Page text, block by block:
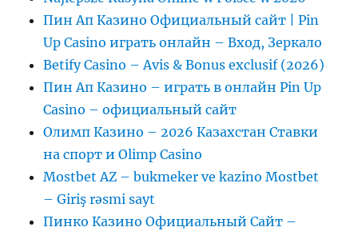
Пин Ап Казино Официальный сайт | Pin
Up Casino играть онлайн – Вход, Зеркало
Betify Casino – Avis & Bonus exclusif (2026)
Пин Ап Казино – играть в онлайн Pin Up
Casino – официальный сайт
Олимп Казино – 2026 Казахстан Ставки
на спорт и Olimp Casino
Mostbet AZ – bukmeker ve kazino Mostbet
– Giriş rəsmi sayt
Пинко Казино Официальный Сайт –